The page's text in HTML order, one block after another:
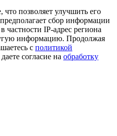
позволяет улучшить его
сбор информации
частности IP-адрес региона
информацию. Продолжая
с политикой
согласие на обработку